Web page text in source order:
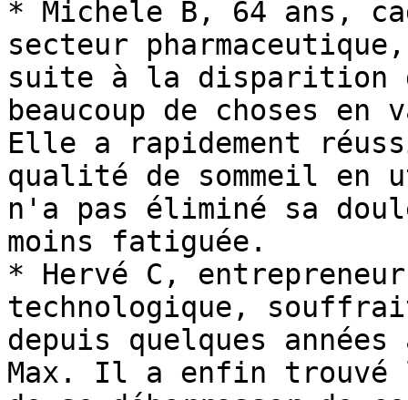
* Michele B, 64 ans,
secteur
suite à la disparition
beaucoup de choses
Elle a rapidement
qualité de sommeil en
n'a pas éliminé sa
moins fatiguée.
* Hervé C,
technologique,
depuis quelques
Max. Il a enfin